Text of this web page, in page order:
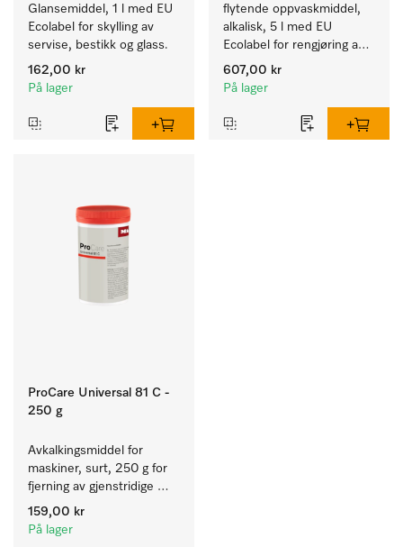
Glansemiddel, 1 l med EU
Ecolabel for skylling av
servise, bestikk og glass.
162,00 kr
På lager
flytende oppvaskmiddel,
alkalisk, 5 l med EU
Ecolabel for rengjøring av
daglig smuss på servise,
bestikk og glass.
607,00 kr
På lager
ProCare Universal 81 C -
250 g
Avkalkingsmiddel for
maskiner, surt, 250 g for
fjerning av gjenstridige
kalkavleiringer.
159,00 kr
På lager